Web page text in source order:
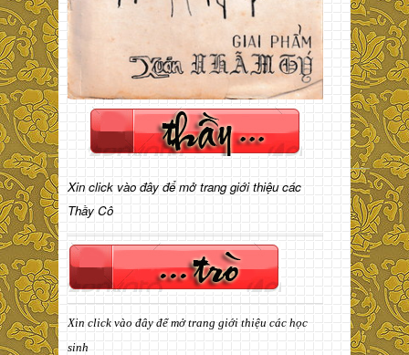
Xin click vào đây để mở trang giới thiệu các
Thầy Cô
Xin click vào đây để mở trang giới thiệu các học
sinh